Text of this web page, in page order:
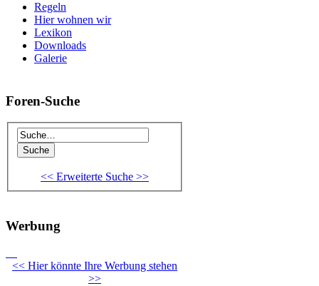
Regeln
Hier wohnen wir
Lexikon
Downloads
Galerie
Foren-Suche
<< Erweiterte Suche >>
Werbung
<< Hier könnte Ihre Werbung stehen
>>